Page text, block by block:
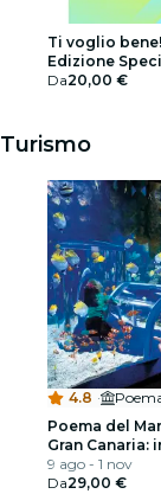
Ti voglio
Edizione
Da20,00 €
Turismo
4.8 ·
Poema del
Gran Canaria:
fila
9 ago - 1 nov
Da29,00 €